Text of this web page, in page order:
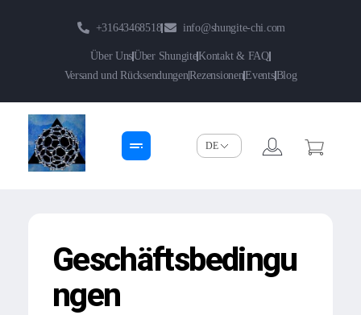
+31643468518 info@shungite-chi.com
Über UnsÜber ShungiteKontakt & FAQ
Versand und RücksendungenRezensionenEventsBlog
Geschäftsbedingu
ngen